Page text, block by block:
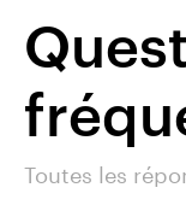
Toutes les